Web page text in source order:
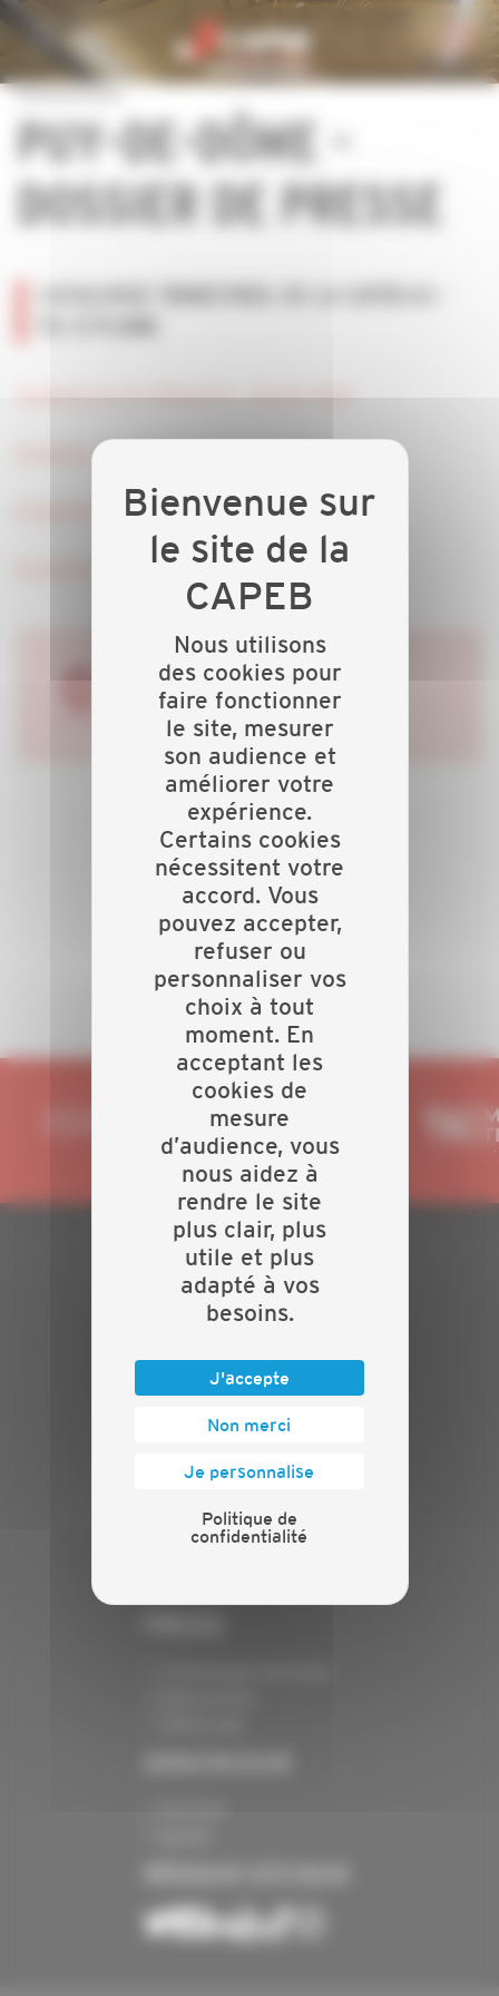
PUY-DE-DÔME -
DOSSIER DE PRESSE
Feuilletez le Fil à Plomb 113 - Janvier 2022
Feuilletez le Fil à Plomb 114 - Avril 2022
Feuilletez le Fil à Plomb 115 - Juillet 2022
Feuilletez le Fil à Plomb 116 - Octobre 2022
0
PLAN DU SITE
Actualités
Présentation
Nos batailles
Nos services
Crédits
Nous utilisons
des cookies pour
faire fonctionner
le site, mesurer
son audience et
améliorer votre
expérience.
Certains cookies
nécessitent votre
accord. Vous
pouvez accepter,
refuser ou
personnaliser vos
choix à tout
moment. En
acceptant les
cookies de
mesure
d’audience, vous
nous aidez à
rendre le site
plus clair, plus
utile et plus
adapté à vos
besoins.
J'accepte
Non merci
Je personnalise
Politique de
confidentialité